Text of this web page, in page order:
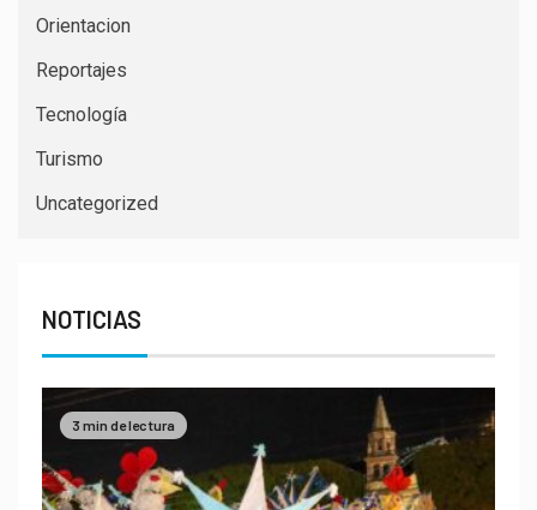
Orientacion
Reportajes
Tecnología
Turismo
Uncategorized
NOTICIAS
3 min de lectura